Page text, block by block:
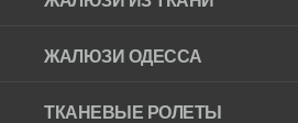
ЖАЛЮЗИ ОДЕССА
ТКАНЕВЫЕ РОЛЕТЫ